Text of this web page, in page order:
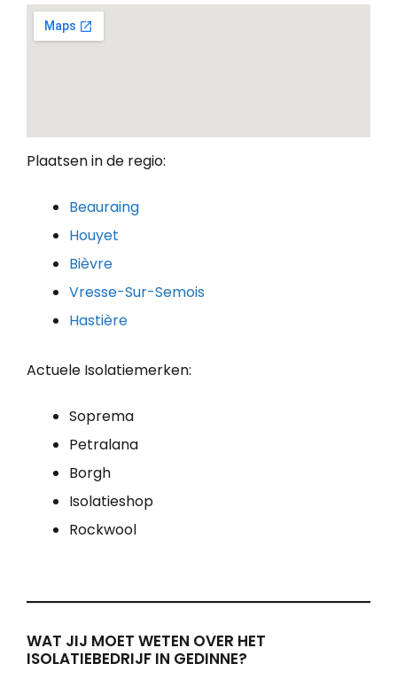
Plaatsen in de regio:
Beauraing
Houyet
Bièvre
Vresse-Sur-Semois
Hastière
Actuele Isolatiemerken:
Soprema
Petralana
Borgh
Isolatieshop
Rockwool
WAT JIJ MOET WETEN OVER HET
ISOLATIEBEDRIJF IN GEDINNE?